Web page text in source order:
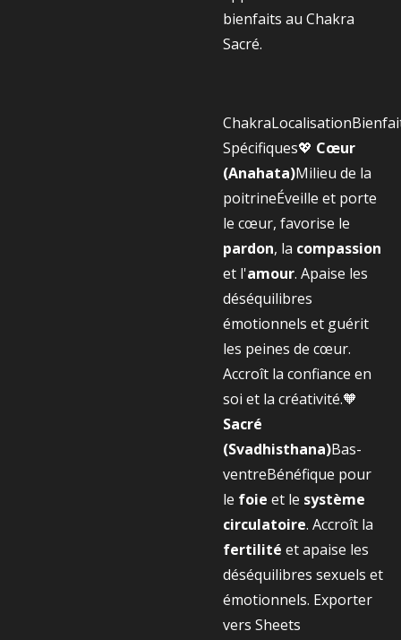
bienfaits au Chakra
Sacré.
Spécifiques💖 Cœur
(Anahata)Milieu de la
poitrineÉveille et porte
le cœur, favorise le
pardon, la compassion
et l'amour. Apaise les
déséquilibres
émotionnels et guérit
les peines de cœur.
Accroît la confiance en
soi et la créativité.🧡
Sacré
(Svadhisthana)Bas-
ventreBénéfique pour
le foie et le système
circulatoire. Accroît la
fertilité et apaise les
déséquilibres sexuels et
émotionnels. Exporter
vers Sheets